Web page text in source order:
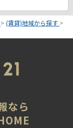
> (賃貸)地域から探す >
なら